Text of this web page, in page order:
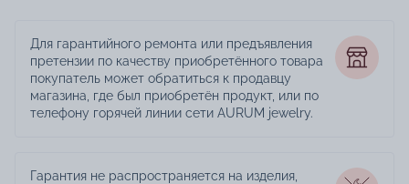
Для гарантийного ремонта или предъявления
претензии по качеству приобретённого товара
покупатель может обратиться к продавцу
магазина, где был приобретён продукт, или по
телефону горячей линии сети AURUM jewelry.
Гарантия не распространяется на изделия,